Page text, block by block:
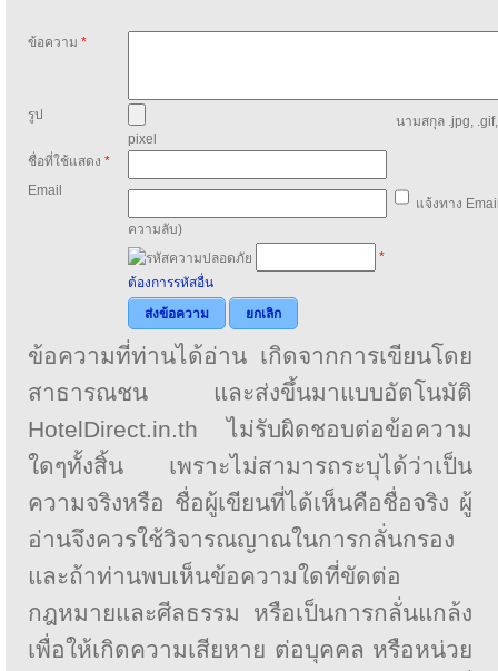
ข้อความ *
รูป
นามสกุล .jpg,
pixel
ชื่อที่ใช้แสดง *
Email
แจ้งทาง
ความลับ)
*
ต้องการรหัสอื่น
ส่งข้อความ
ยกเลิก
ข้อความที่ท่านได้อ่าน เกิดจากการเขียนโดย
สาธารณชน และส่งขึ้นมาแบบอัตโนมัติ
HotelDirect.in.th ไม่รับผิดชอบต่อข้อความ
ใดๆทั้งสิ้น เพราะไม่สามารถระบุได้ว่าเป็น
ความจริงหรือ ชื่อผู้เขียนที่ได้เห็นคือชื่อจริง ผู้
อ่านจึงควรใช้วิจารณญาณในการกลั่นกรอง
และถ้าท่านพบเห็นข้อความใดที่ขัดต่อ
กฎหมายและศีลธรรม หรือเป็นการกลั่นแกล้ง
เพื่อให้เกิดความเสียหาย ต่อบุคคล หรือหน่วย